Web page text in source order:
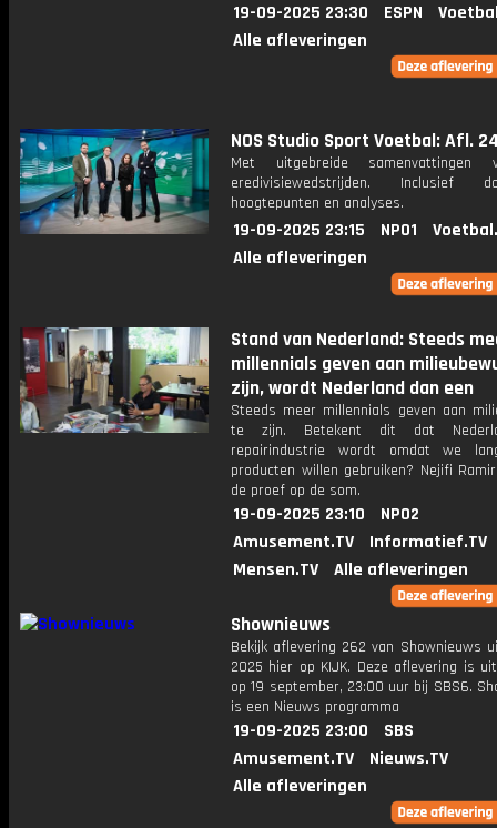
19-09-2025 23:30 ESPN
Alle afleveringen
NOS Studio Sport Voetbal: Afl.
Met uitgebreide samenvattingen
eredivisiewedstrijden. Inclusief
hoogtepunten en analyses.
19-09-2025 23:15 NPO1
Alle afleveringen
Stand van Nederland: Steeds
millennials geven aan
zijn, wordt Nederland dan een
Steeds meer millennials geven aan
te zijn. Betekent dit dat
repairindustrie wordt omdat we
producten willen gebruiken? Nejifi
de proef op de som.
19-09-2025 23:10
NPO2
Amusement.TV
Informatief.TV
Mensen.TV
Alle afleveringen
Shownieuws
Bekijk aflevering 262 van Shownieuws
2025 hier op KIJK. Deze aflevering is
op 19 september, 23:00 uur bij SBS6.
is een Nieuws programma
19-09-2025 23:00
SBS
Amusement.TV
Nieuws.TV
Alle afleveringen